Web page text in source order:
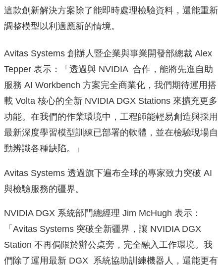
這款創新解決方案除了能即時處理檢驗資料，還能重新
調整模型以利適應新的情境。
Avitas Systems 創辦人暨企業與事業開發部總裁 Alex
Tepper 表示：「透過與 NVIDIA 合作，能將先進自助
服務 AI Workbench 方案完全商業化，我們期待運用搭
載 Volta 核心的全新 NVIDIA DGX Stations 來擴充更多
功能。在我們的作業環境中，工程師能輕易創造與採用
最新深度學習模型訓練已部署的軟體，並在檢驗現場自
動辨識各種缺陷。」
Avitas Systems 透過旗下遍布全球的專家致力突破 AI
與檢驗服務的疆界。
NVIDIA DGX 系統部門總經理 Jim McHugh 表示：
「Avitas Systems 突破全新疆界，讓 NVIDIA DGX
Station 不再侷限於辦公桌旁，完全融入工作環境。我
們除了運用最新 DGX 系統協助訓練機器人，還能更有